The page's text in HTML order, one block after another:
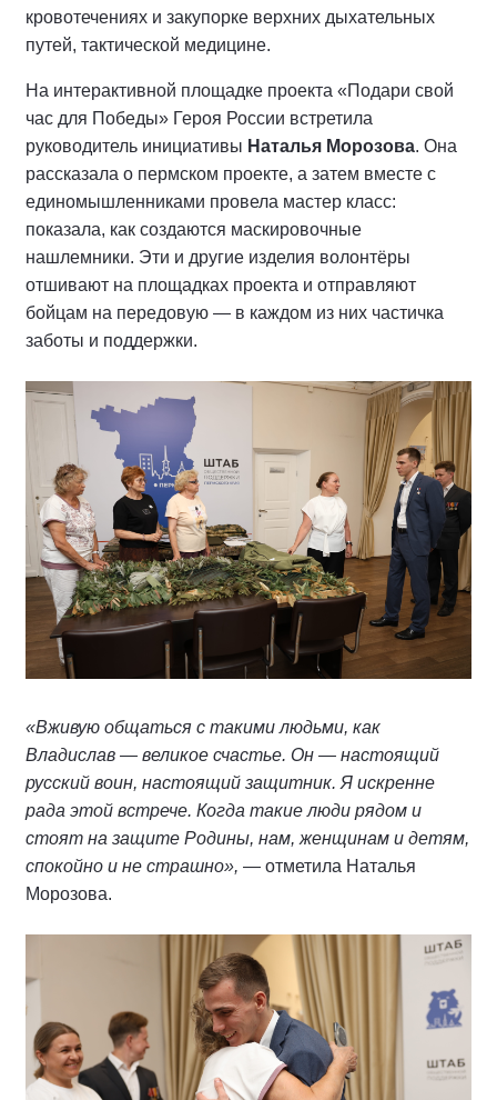
кровотечениях и закупорке верхних дыхательных
путей, тактической медицине.
На интерактивной площадке проекта «Подари свой
час для Победы» Героя России встретила
руководитель инициативы Наталья Морозова. Она
рассказала о пермском проекте, а затем вместе с
единомышленниками провела мастер класс:
показала, как создаются маскировочные
нашлемники. Эти и другие изделия волонтёры
отшивают на площадках проекта и отправляют
бойцам на передовую — в каждом из них частичка
заботы и поддержки.
«Вживую общаться с такими людьми, как
Владислав — великое счастье. Он — настоящий
русский воин, настоящий защитник. Я искренне
рада этой встрече. Когда такие люди рядом и
стоят на защите Родины, нам, женщинам и детям,
спокойно и не страшно», — отметила Наталья
Морозова.